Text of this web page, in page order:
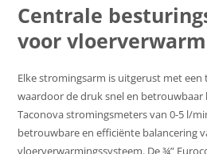
Centrale
voor
Elke stromingsarm is uitgerust met
waardoor de druk snel en betrouwbaar
Taconova stromingsmeters van 0-5 l/
betrouwbare en efficiënte balancering
vloerverwarmingssysteem. De ¾”